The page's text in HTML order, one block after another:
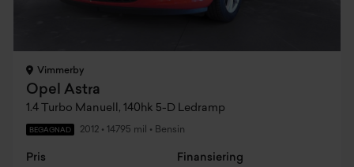
Vimmerby
Opel Astra
1.4 Turbo Manuell, 140hk 5-D Ledramp
BEGAGNAD 2012 • 14795 mil • Bensin
Pris Finansiering